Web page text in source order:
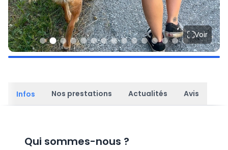
Voir
Infos Nos prestations Actualités Avis
Qui sommes-nous ?